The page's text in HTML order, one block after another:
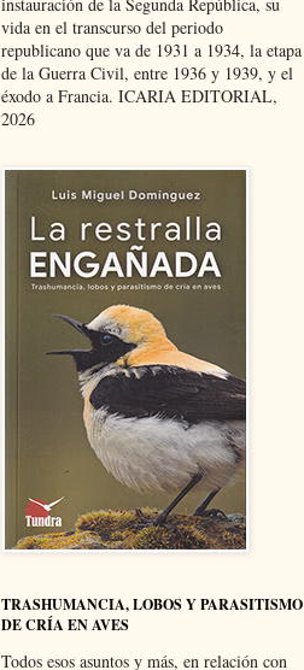
vida en el transcurso del periodo
republicano que va de 1931 a 1934, la etapa
de la Guerra Civil, entre 1936 y 1939, y el
éxodo a Francia. ICARIA EDITORIAL,
2026
TRASHUMANCIA, LOBOS Y PARASITISMO
DE CRÍA EN AVES
Todos esos asuntos y más, en relación con